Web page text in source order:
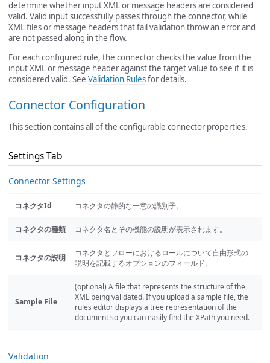
determine whether input XML or message headers are considered
valid. Valid input successfully passes through the connector, while
XML files or message headers that fail validation throw an error and
are not passed along in the flow.
For each configured rule, the connector checks the value from the
input XML or message header against the target value to see if it is
considered valid. See Validation Rulesfor details.
Connector Configuration
This section contains all of the configurable connector properties.
Settings Tab
Connector Settings
コネクタId コネクタの静的な一意の識別子。
コネクタの種類 コネクタ名とその機能の説明が表示されます。
コネクタの説明
コネクタとフローにおけるロールについて自由形式の
説明を記載するオプションのフィールド。
Sample File
(optional) A file that represents the structure of the
XML being validated. If you upload a sample file, the
rules editor displays a tree representation of the
document so you can easily find the XPath you need.
Validation